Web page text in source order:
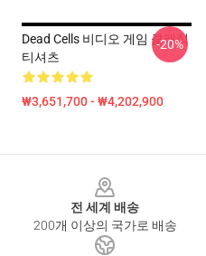
Dead Cells 비디오 게임 클래식
티셔츠
₩3,651,700 - ₩4,202,900
-20%
전 세계 배송
200개 이상의 국가로 배송